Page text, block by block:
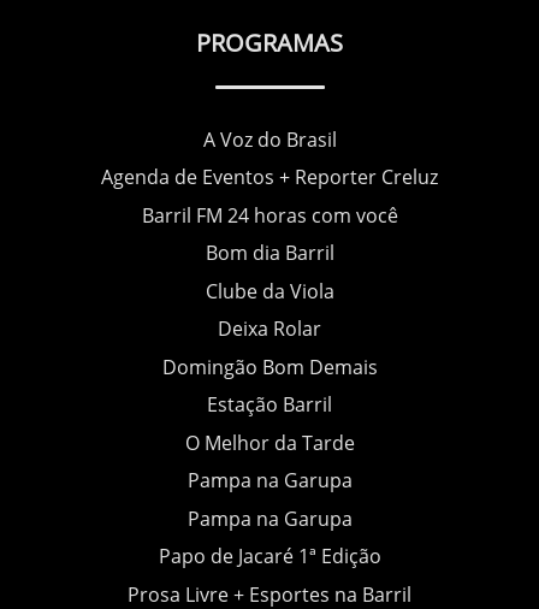
PROGRAMAS
A Voz do Brasil
Agenda de Eventos + Reporter Creluz
Barril FM 24 horas com você
Bom dia Barril
Clube da Viola
Deixa Rolar
Domingão Bom Demais
Estação Barril
O Melhor da Tarde
Pampa na Garupa
Pampa na Garupa
Papo de Jacaré 1ª Edição
Prosa Livre + Esportes na Barril